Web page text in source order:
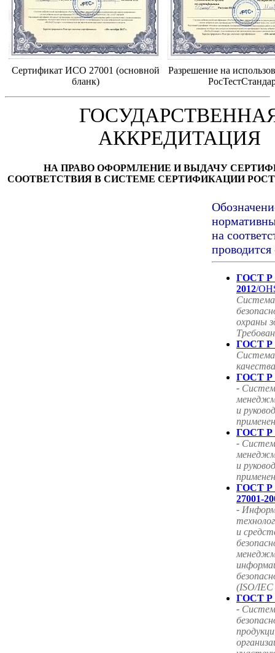
Сертификат ИСО 27001 (основной
бланк)
Разрешение на
АККРЕДИТАЦИЯ
НА ПРАВО ОФОРМЛЕНИЕ И ВЫДАЧУ
СООТВЕТСТВИЯ В СИСТЕМЕ СЕРТИФИКАЦИИ
на
ГОСТ Р
2012/
охраны
ГОСТ Р
ГОСТ Р
-
и
ГОСТ Р
-
и
ГОСТ
27001-
-
и
(ISO/IEC
ГОСТ Р
-